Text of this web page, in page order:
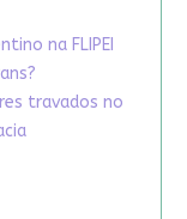
na FLIPEI
travados no